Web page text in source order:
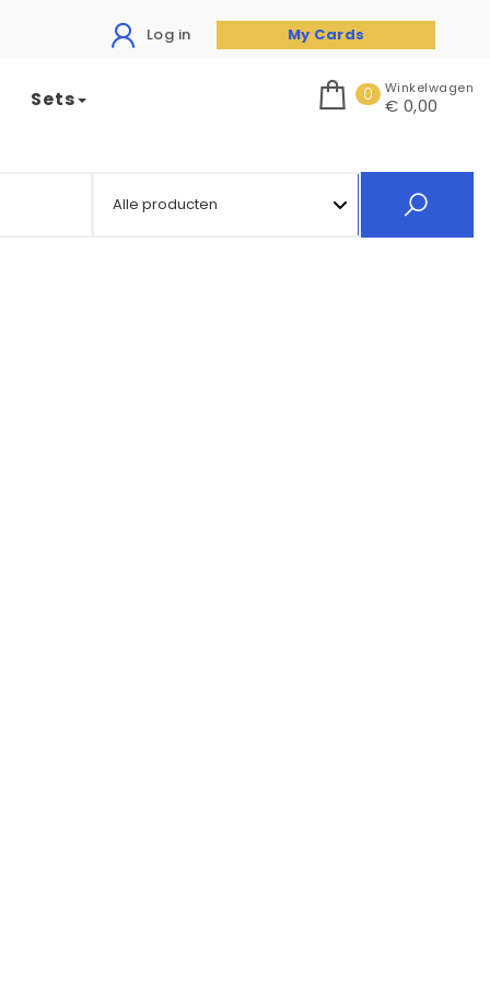
Log in My Cards
Sets 0 Winkelwagen
€ 0,00